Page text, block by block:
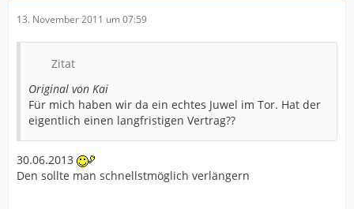
13. November 2011 um 07:59
Zitat
Original von Kai
Für mich haben wir da ein echtes Juwel im Tor. Hat der
eigentlich einen langfristigen Vertrag??
30.06.2013
Den sollte man schnellstmöglich verlängern